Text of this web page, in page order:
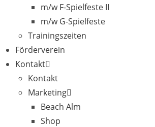
m/w F-Spielfeste II
m/w G-Spielfeste
Trainingszeiten
Förderverein
Kontakt
Kontakt
Marketing
Beach Alm
Shop